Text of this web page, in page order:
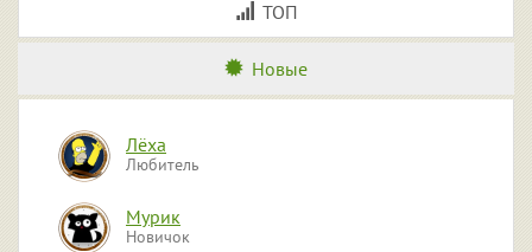
ТОП
Новые
Лёха
Любитель
Мурик
Новичок